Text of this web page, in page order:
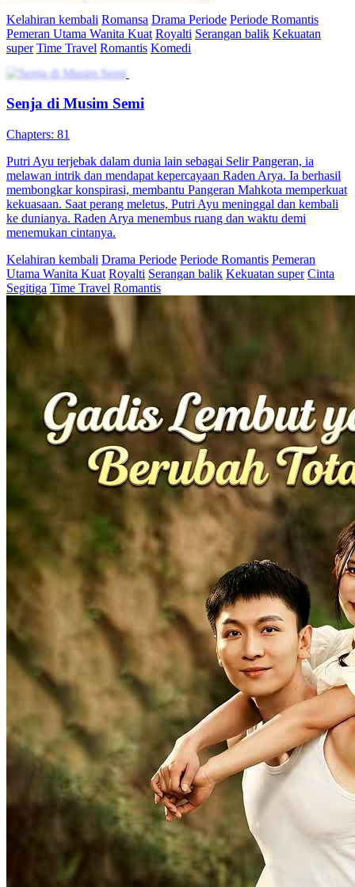
Kelahiran kembali Romansa Drama Periode Periode Romantis
Pemeran Utama Wanita Kuat Royalti Serangan balik Kekuatan
super Time Travel Romantis Komedi
Senja di Musim Semi
Chapters: 81
Putri Ayu terjebak dalam dunia lain sebagai Selir Pangeran, ia
melawan intrik dan mendapat kepercayaan Raden Arya. Ia berhasil
membongkar konspirasi, membantu Pangeran Mahkota memperkuat
kekuasaan. Saat perang meletus, Putri Ayu meninggal dan kembali
ke dunianya. Raden Arya menembus ruang dan waktu demi
menemukan cintanya.
Kelahiran kembali Drama Periode Periode Romantis Pemeran
Utama Wanita Kuat Royalti Serangan balik Kekuatan super Cinta
Segitiga Time Travel Romantis